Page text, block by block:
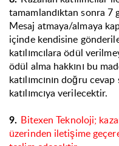
tamamlandıktan sonra
Mesaj atmaya/almaya
içinde kendisine
katılımcılara ödül
ödül alma hakkını bu
katılımcının doğru
katılımcıya verilecektir.
9. Bitexen Teknoloji;
üzerinden iletişime